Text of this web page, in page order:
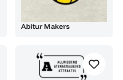
Abitur Makers